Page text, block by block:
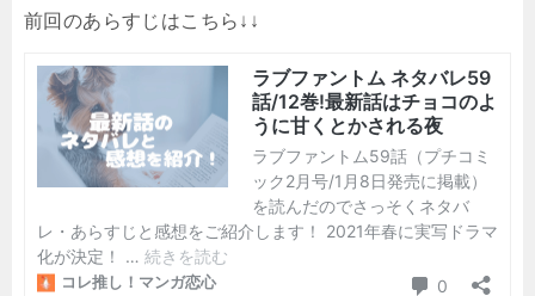
前回のあらすじはこちら↓↓